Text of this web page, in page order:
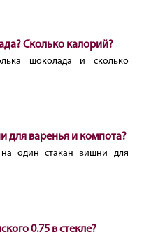
Сколько калорий?
шоколада и сколько
для варенья и компота?
на один стакан вишни для
0.75 в стекле?